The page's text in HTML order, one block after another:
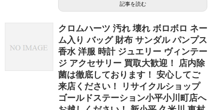
記事を読む
クロムハーツ 汚れ 壊れ ボロボロ ネー
ム入り バッグ 財布 サンダル パンプス
香水 洋服 時計 ジュエリー ヴィンテー
ジ アクセサリー 買取大歓迎！ 店内除
菌は徹底しております！ 安心してご
来店ください！ リサイクルショップ
ゴールドステーション小平小川町店へ